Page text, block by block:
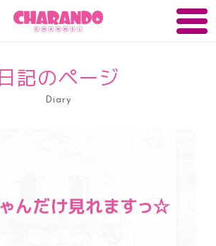
キャランドゥチャンネル
日記のページ
Diary